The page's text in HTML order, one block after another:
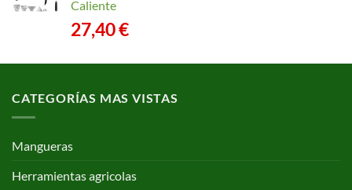
Caliente
27,40€
CATEGORÍAS MAS VISTAS
Mangueras
Herramientas agricolas